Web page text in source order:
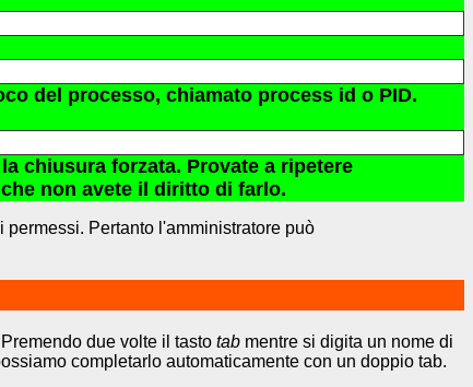
del processo, chiamato process id o PID.
chiusura forzata. Provate a ripetere
non avete il diritto di farlo.
Pertanto l'amministratore può
due volte il tasto tab mentre si digita un nome di
completarlo automaticamente con un doppio tab.